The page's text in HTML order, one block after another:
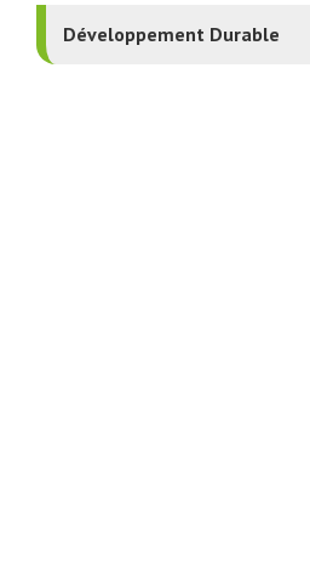
Développement Durable